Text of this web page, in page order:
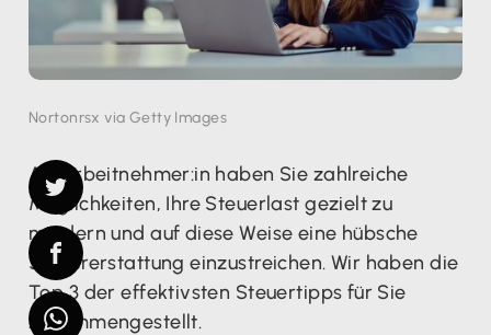
Nortonrsx via Getty Images
Als Arbeitnehmer:in haben Sie zahlreiche
Möglichkeiten, Ihre Steuerlast gezielt zu
mindern und auf diese Weise eine hübsche
Steuererstattung einzustreichen. Wir haben die
Top 3 der effektivsten Steuertipps für Sie
zusammengestellt.